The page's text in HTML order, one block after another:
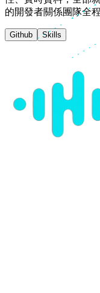
的開發者關係團隊全
Github Skills